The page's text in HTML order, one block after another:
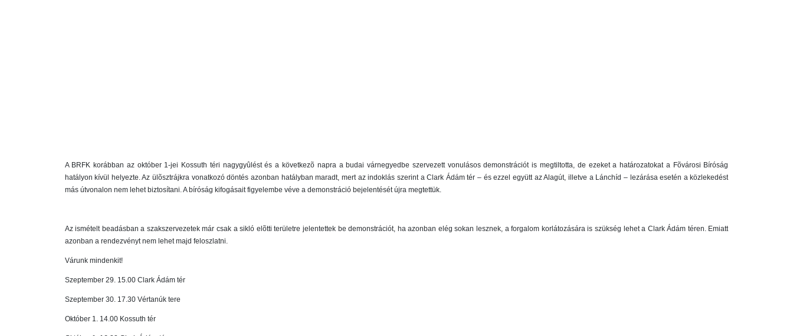
A BRFK korábban az október 1-jei Kossuth téri nagygyûlést és a következõ napra a budai várnegyedbe szervezett vonulásos demonstrációt is megtiltotta, de ezeket a határozatokat a Fõvárosi Bíróság
hatályon kívül helyezte. Az ülõsztrájkra vonatkozó döntés azonban hatályban maradt, mert az indoklás szerint a Clark Ádám tér – és ezzel együtt az Alagút, illetve a Lánchíd – lezárása esetén a közlekedést
más útvonalon nem lehet biztosítani. A bíróság kifogásait figyelembe véve a demonstráció bejelentését újra megtettük.
Az ismételt beadásban a szakszervezetek már csak a sikló elõtti területre jelentettek be demonstrációt, ha azonban elég sokan lesznek, a forgalom korlátozására is szükség lehet a Clark Ádám téren. Emiatt
azonban a rendezvényt nem lehet majd feloszlatni.
Várunk mindenkit!
Szeptember 29. 15.00 Clark Ádám tér
Szeptember 30. 17.30 Vértanúk tere
Október 1. 14.00 Kossuth tér